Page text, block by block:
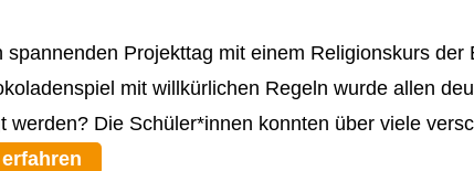
Projekttag mit einem Religionskurs der
mit willkürlichen Regeln wurde allen
Die Schüler*innen konnten über viele